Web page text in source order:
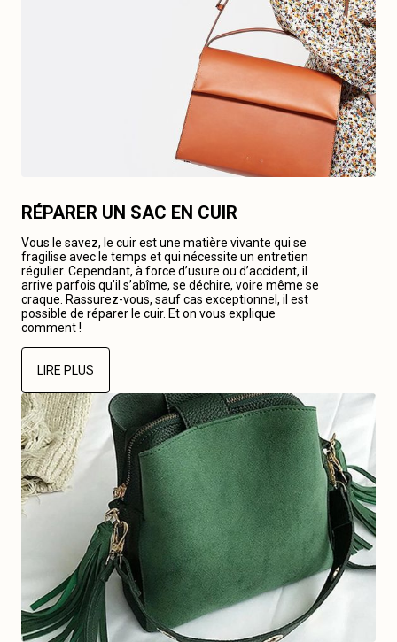
RÉPARER UN SAC EN CUIR
Vous le savez, le cuir est une matière vivante qui se
fragilise avec le temps et qui nécessite un entretien
régulier. Cependant, à force d’usure ou d’accident, il
arrive parfois qu’il s’abîme, se déchire, voire même se
craque. Rassurez-vous, sauf cas exceptionnel, il est
possible de réparer le cuir. Et on vous explique
comment !
LIRE PLUS